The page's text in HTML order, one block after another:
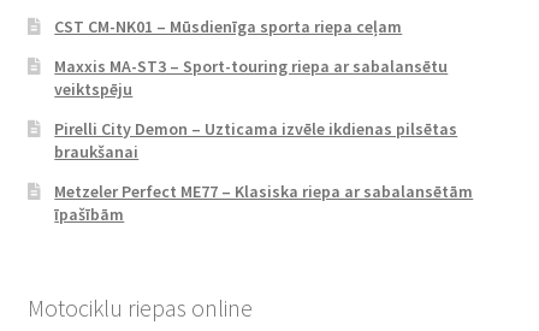
CST CM-NK01 – Mūsdienīga sporta riepa ceļam
Maxxis MA-ST3 – Sport-touring riepa ar sabalansētu
veiktspēju
Pirelli City Demon – Uzticama izvēle ikdienas pilsētas
braukšanai
Metzeler Perfect ME77 – Klasiska riepa ar sabalansētām
īpašībām
Motociklu riepas online